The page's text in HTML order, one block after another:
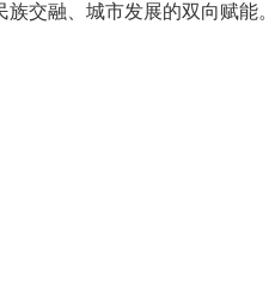
交融、城市发展的双向赋能。